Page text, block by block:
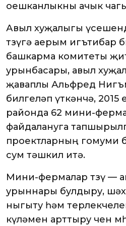
оешканлыкны ачык
Авыл хуҗалыгы
төзүгә аерым игътибар
башкарма комитеты
урынбасары, авыл
җаваплы Альфред
билгеләп үткәнчә, 2015
районда 62 мини-ферма
файдалануга
проектларның гомуми
сум тәшкил итә.
Мини-фермалар төзү —
урыннары булдыру,
ныгыту һәм
күләмен арттыру өчен